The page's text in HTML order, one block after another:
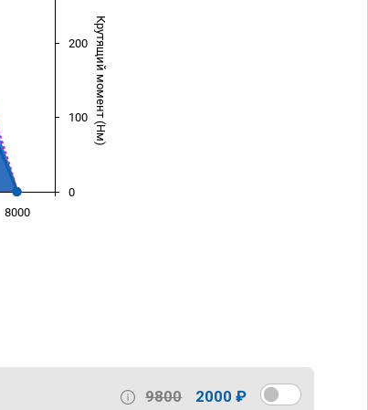
Крутящий момент (Нм)
8000
0
100
200
9800 2000 ₽